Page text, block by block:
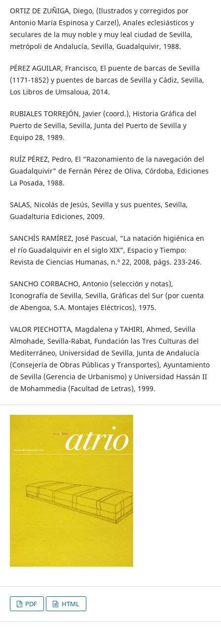
ORTIZ DE ZUÑIGA, Diego, (Ilustrados y corregidos por
Antonio María Espinosa y Carzel), Anales eclesiásticos y
seculares de la muy noble y muy leal ciudad de Sevilla,
metrópoli de Andalucía, Sevilla, Guadalquivir, 1988.
PÉREZ AGUILAR, Francisco, El puente de barcas de Sevilla
(1171-1852) y puentes de barcas de Sevilla y Cádiz, Sevilla,
Los Libros de Umsaloua, 2014.
RUBIALES TORREJÓN, Javier (coord.), Historia Gráfica del
Puerto de Sevilla, Sevilla, Junta del Puerto de Sevilla y
Equipo 28, 1989.
RUÍZ PÉREZ, Pedro, El “Razonamiento de la navegación del
Guadalquivir” de Fernán Pérez de Oliva, Córdoba, Ediciones
La Posada, 1988.
SALAS, Nicolás de Jesús, Sevilla y sus puentes, Sevilla,
Guadalturia Ediciones, 2009.
SANCHÍS RAMÍREZ, José Pascual, “La natación higiénica en
el río Guadalquivir en el siglo XIX”, Espacio y Tiempo:
Revista de Ciencias Humanas, n.º 22, 2008, págs. 233-246.
SANCHO CORBACHO, Antonio (selección y notas),
Iconografía de Sevilla, Sevilla, Gráficas del Sur (por cuenta
de Abengoa, S.A. Montajes Eléctricos), 1975.
VALOR PIECHOTTA, Magdalena y TAHIRI, Ahmed, Sevilla
Almohade, Sevilla-Rabat, Fundación las Tres Culturas del
Mediterráneo, Universidad de Sevilla, Junta de Andalucía
(Consejería de Obras Públicas y Transportes), Ayuntamiento
de Sevilla (Gerencia de Urbanismo) y Universidad Hassán II
de Mohammedia (Facultad de Letras), 1999.
PDF HTML